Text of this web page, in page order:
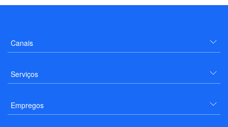
Canais
Serviços
Empregos